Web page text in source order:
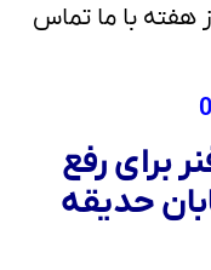
روز هفته با ما تماس
برای رفع
حدیقه